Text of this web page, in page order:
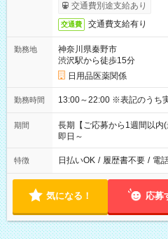
交通費別途支給あり
交通費 交通費支給有り
勤務地
神奈川県秦野市
渋沢駅から徒歩15分
日用品医薬関係
勤務時間 13:00～22:00 ※表記
期間
長期【ご応募から1週間以内
即日～
特徴 日払いOK / 履歴書不要 / 電
気になる！ 応募